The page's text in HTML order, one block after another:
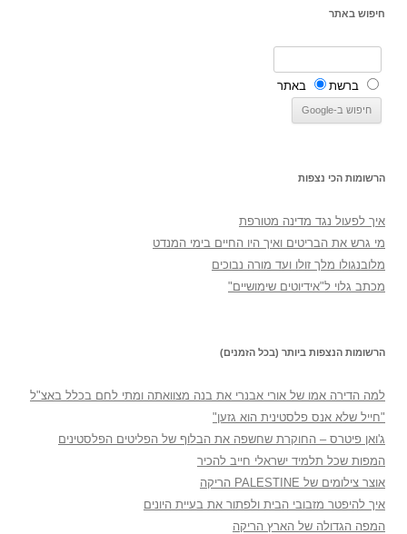
חיפוש באתר
ברשת באתר
הרשומות הכי נצפות
איך לפעול נגד מדינה מטורפת
מי גרש את הבריטים ואיך היו החיים בימי המנדט
מלובנגולו מלך זולו ועד מורה נבוכים
מכתב גלוי ל"אידיוטים שימושיים"
הרשומות הנצפות ביותר (בכל הזמנים)
למה הדירה אמו של אורי אבנרי את בנה מצוואתה ומתי לחם בכלל באצ"ל
"חייל שלא אנס פלסטינית הוא גזען"
ג'ואן פיטרס – החוקרת שחשפה את הבלוף של הפליטים הפלסטינים
המפות שכל תלמיד ישראלי חייב להכיר
אוצר צילומים של PALESTINE הריקה
איך להיפטר מזבובי הבית ולפתור את בעיית היונים
המפה הגדולה של הארץ הריקה